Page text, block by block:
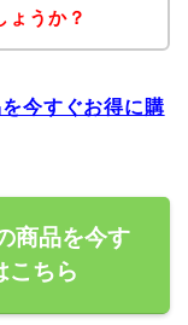
ょうか？
今すぐお得に購
商品を今す
こちら